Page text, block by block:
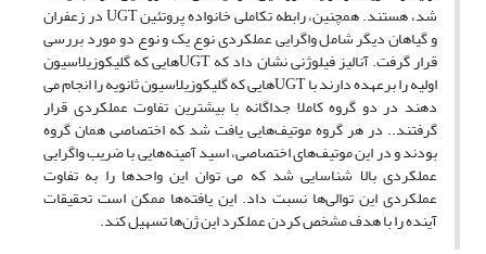
شد، هستند. همچنین، رابطه تکاملی خانواده پروتئین UGT در زعفران
و گیاهان دیگر شامل واگرایی عملکردی نوع یک و نوع دو مورد بررسی
قرار گرفت. آنالیز فیلوژنی نشان داد که UGT‌هایی که گلیکوزیلاسیون
اولیه را برعهده دارند با UGT‌هایی که گلیکوزیلاسیون ثانویه را انجام می
دهند در دو گروه کاملا جداگانه با بیشترین تفاوت عملکردی قرار
گرفتند.. در هر گروه موتیف‌هایی یافت شد که اختصاصی همان گروه
بودند و در این موتیف‌های اختصاصی، اسید آمینه‌هایی با ضریب واگرایی
عملکردی بالا شناسایی شد که می توان این واحدها را به تفاوت
عملکردی این توالی‌ها نسبت داد. این یافته‌ها ممکن است تحقیقات
آینده را با هدف مشخص کردن عملکرد این ژن‌ها تسهیل کند.